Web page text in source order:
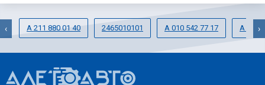
A 211 880 01 40 2465010101 A 010 542 77 17 A 211
‹ ›